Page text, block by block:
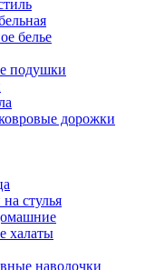
белье
подушки
дорожки
стулья
халаты
наволочки